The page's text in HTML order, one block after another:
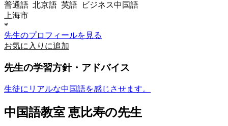
普通語 北京語 英語 ビジネス中国語
上海市
*
先生のプロフィールを見る
お気に入りに追加
先生の学習方針・アドバイス
生徒にリアルな中国語を感じさせます。
中国語教室 恵比寿の先生